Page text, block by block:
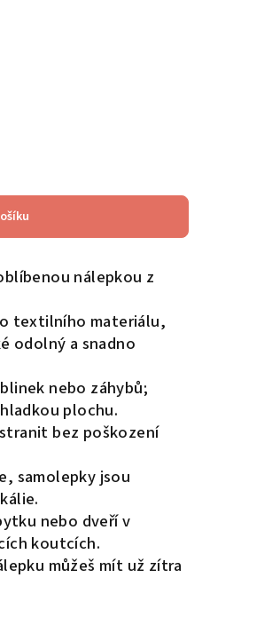
nálepkou z
textilního materiálu,
odolný a snadno
nebo záhybů;
plochu.
bez poškození
samolepky jsou
nebo dveří v
koutcích.
můžeš mít už zítra